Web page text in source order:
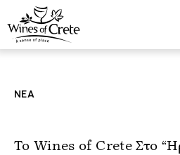
ΝΕΑ
Το Wines of Crete Στο